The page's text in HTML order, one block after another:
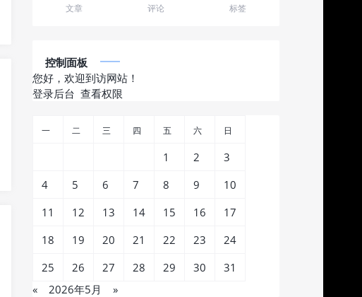
文章 评论 标签
控制面板
您好，欢迎到访网站！
登录后台 查看权限
« 2026年5月 »
一 二 三 四 五 六 日
1 2
3
4
5 6 7 8 9
10
11
12 13 14 15 16
17
18
19 20 21 22 23
24
25
26 27 28 29 30 31